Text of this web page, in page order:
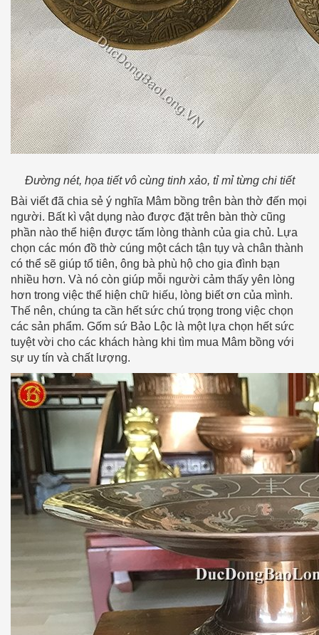
Đường nét, họa tiết vô cùng tinh xảo, tỉ mỉ từng chi tiết
Bài viết đã chia sẻ ý nghĩa Mâm bồng trên bàn thờ đến mọi
người. Bất kì vật dụng nào được đặt trên bàn thờ cũng
phần nào thể hiện được tấm lòng thành của gia chủ. Lựa
chọn các món đồ thờ cúng một cách tận tụy và chân thành
có thể sẽ giúp tổ tiên, ông bà phù hộ cho gia đình bạn
nhiều hơn. Và nó còn giúp mỗi người cảm thấy yên lòng
hơn trong việc thể hiện chữ hiếu, lòng biết ơn của mình.
Thế nên, chúng ta cần hết sức chú trọng trong việc chọn
các sản phẩm. Gốm sứ Bảo Lộc là một lựa chọn hết sức
tuyệt vời cho các khách hàng khi tìm mua Mâm bồng với
sự uy tín và chất lượng.